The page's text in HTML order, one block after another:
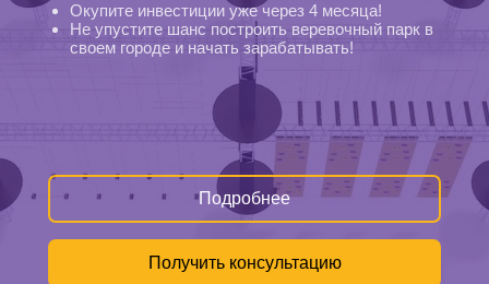
Подробнее
Получить консультацию
Окупите инвестиции уже через 4 месяца!
Не упустите шанс построить веревочный парк в
своем городе и начать зарабатывать!